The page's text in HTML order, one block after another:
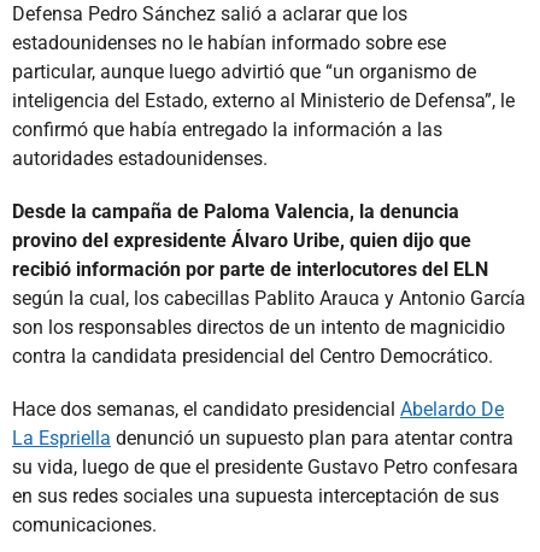
Defensa Pedro Sánchez salió a aclarar que los
estadounidenses no le habían informado sobre ese
particular, aunque luego advirtió que “un organismo de
inteligencia del Estado, externo al Ministerio de Defensa”, le
confirmó que había entregado la información a las
autoridades estadounidenses.
Desde la campaña de Paloma Valencia, la denuncia
provino del expresidente Álvaro Uribe, quien dijo que
recibió información por parte de interlocutores del ELN
según la cual, los cabecillas Pablito Arauca y Antonio García
son los responsables directos de un intento de magnicidio
contra la candidata presidencial del Centro Democrático.
Hace dos semanas, el candidato presidencial Abelardo De
La Espriella denunció un supuesto plan para atentar contra
su vida, luego de que el presidente Gustavo Petro confesara
en sus redes sociales una supuesta interceptación de sus
comunicaciones.